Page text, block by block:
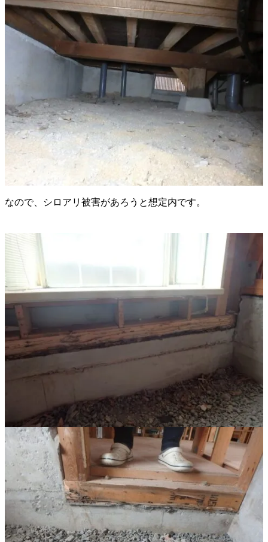
なので、シロアリ被害があろうと想定内です。